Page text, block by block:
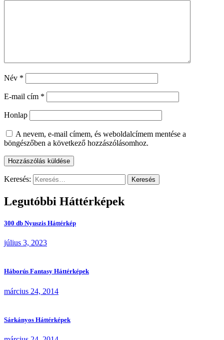
Név *
E-mail cím *
Honlap
A nevem, e-mail címem, és weboldalcímem mentése a
böngészőben a következő hozzászólásomhoz.
Keresés:
Legutóbbi Háttérképek
300 db Nyuszis Háttérkép
július 3, 2023
Háborús Fantasy Háttérképek
március 24, 2014
Sárkányos Háttérképek